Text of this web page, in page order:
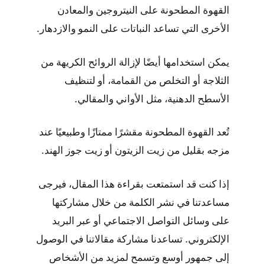
القهوة المطحونة على النيتروجين والمعادن
الأخرى التي تساعد النباتات على النمو والازدهار.
يمكن استخدامها أيضًا لإزالة الروائح الكريهة من
الثلاجة أو التخلص من القمامة، أو لتنظيف
الأسطح الدهنية، مثل الأواني والمقالي.
تُعد القهوة المطحونة مقشرًا ممتازًا وطبيعيًا عند
مزجه بقليل من زيت الزيتون أو زيت جوز الهند.
إذا كنت قد استمتعت بقراءة هذا المقال، فيرجى
مساعدتنا في نشر الكلمة من خلال مشاركتها
على وسائل التواصل الاجتماعي أو عبر البريد
الإلكتروني. تساعدنا مشاركة مقالاتنا في الوصول
إلى جمهور أوسع وتسمح لمزيد من الأشخاص